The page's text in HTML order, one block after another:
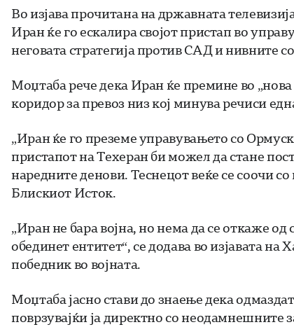
Во изјава прочитана на државната
Иран ќе го ескалира својот пристап во
неговата стратегија против САД и нивните
Моџтаба рече дека Иран ќе премине во
коридор за превоз низ кој минува речиси
„Иран ќе го преземе управувањето со
пристапот на Техеран би можел да стане
наредните денови. Теснецот веќе се соочи
Блискиот Исток.
„Иран не бара војна, но нема да се откаже
обединет ентитет“, се додава во изјавата
победник во војната.
Моџтаба јасно стави до знаење дека
поврзувајќи ја директно со неодамнешните